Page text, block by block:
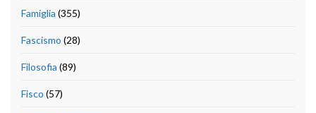
Famiglia (355)
Fascismo (28)
Filosofia (89)
Fisco (57)